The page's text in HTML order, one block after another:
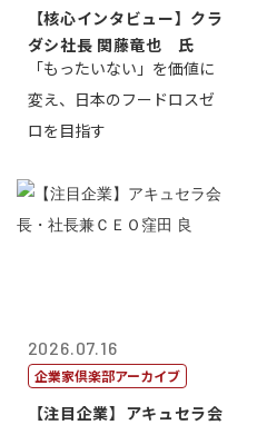
【核心インタビュー】クラ
ダシ社長 関藤竜也 氏
「もったいない」を価値に
変え、日本のフードロスゼ
ロを目指す
2026.07.16
企業家倶楽部アーカイブ
【注目企業】アキュセラ会